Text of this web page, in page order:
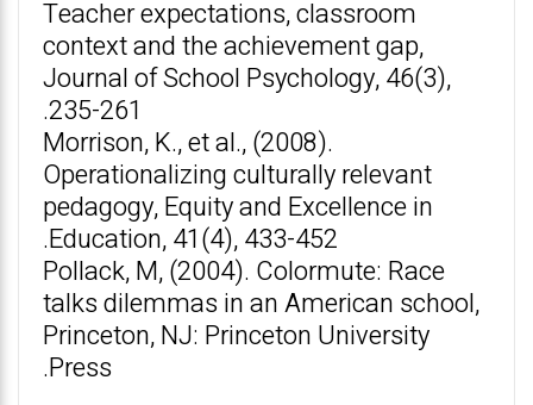
Teacher expectations, classroom
context and the achievement gap,
Journal of School Psychology, 46(3),
235-261.
Morrison, K., et al., (2008).
Operationalizing culturally relevant
pedagogy, Equity and Excellence in
Education, 41(4), 433-452.
Pollack, M, (2004). Colormute: Race
talks dilemmas in an American school,
Princeton, NJ: Princeton University
Press.